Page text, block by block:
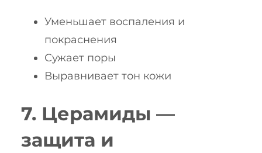
Уменьшает воспаления и
покраснения
Сужает поры
Выравнивает тон кожи
7. Церамиды —
защита и